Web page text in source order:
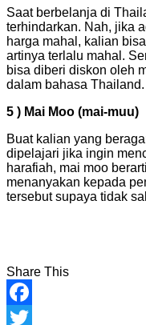
Saat berbelanja di
terhindarkan. Nah, jika
harga mahal, kalian
artinya terlalu mahal.
bisa diberi diskon oleh
dalam bahasa Thailand.
5 ) Mai Moo (mai-muu)
Buat kalian yang
dipelajari jika ingin
harafiah, mai moo
menanyakan kepada
tersebut supaya tidak
Share This
Facebook